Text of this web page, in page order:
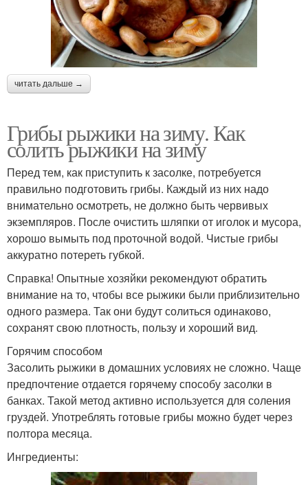
читать дальше →
Грибы рыжики на зиму. Как
солить рыжики на зиму
Перед тем, как приступить к засолке, потребуется
правильно подготовить грибы. Каждый из них надо
внимательно осмотреть, не должно быть червивых
экземпляров. После очистить шляпки от иголок и мусора,
хорошо вымыть под проточной водой. Чистые грибы
аккуратно потереть губкой.
Справка! Опытные хозяйки рекомендуют обратить
внимание на то, чтобы все рыжики были приблизительно
одного размера. Так они будут солиться одинаково,
сохранят свою плотность, пользу и хороший вид.
Горячим способом
Засолить рыжики в домашних условиях не сложно. Чаще
предпочтение отдается горячему способу засолки в
банках. Такой метод активно используется для соления
груздей. Употреблять готовые грибы можно будет через
полтора месяца.
Ингредиенты: